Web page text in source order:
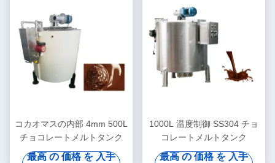
コカオマスの内部 4mm 500L
チョコレートメルトタンク
最高 の 価格 を 入手
1000L 温度制御 SS304 チョ
コレートメルトタンク
最高 の 価格 を 入手